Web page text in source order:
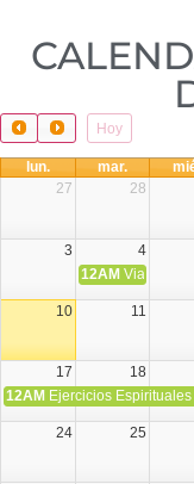
Hoy
lun. mar.
27
28
3 4
12AM Viaje
10 11
17 18
12AM Ejercicios Espirituales
24 25